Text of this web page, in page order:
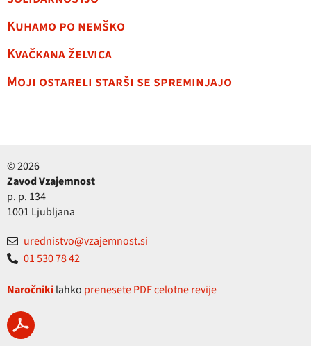
Kuhamo po nemško
Kvačkana želvica
Moji ostareli starši se spreminjajo
© 2026
Zavod Vzajemnost
p. p. 134
1001 Ljubljana
urednistvo@vzajemnost.si
01 530 78 42
Naročnikilahko prenesete PDF celotne revije